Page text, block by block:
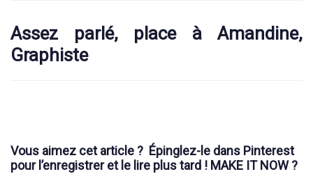
Assez parlé, place à Amandine,
Graphiste
Vous aimez cet article ? Épinglez-le dans Pinterest
pour l’enregistrer et le lire plus tard ! MAKE IT NOW ?